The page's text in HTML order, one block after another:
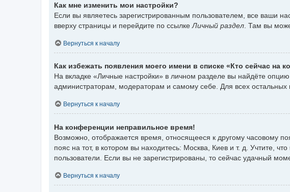
Как мне изменить мои настройки?
Если вы являетесь зарегистрированным пользователем, все ваши
вверху страницы и перейдите по ссылке Личный раздел . Там вы
Вернуться к началу
Как избежать появления моего имени в списке «Кто сейчас на
На вкладке «Личные настройки» в личном разделе вы найдёте опцию
администраторам, модераторам и самому себе. Для всех остальных
Вернуться к началу
На конференции неправильное время!
Возможно, отображается время, относящееся к другому часовому
пояс на тот, в котором вы находитесь: Москва, Киев и т. д. Учтите,
пользователи. Если вы не зарегистрированы, то сейчас удачный
Вернуться к началу